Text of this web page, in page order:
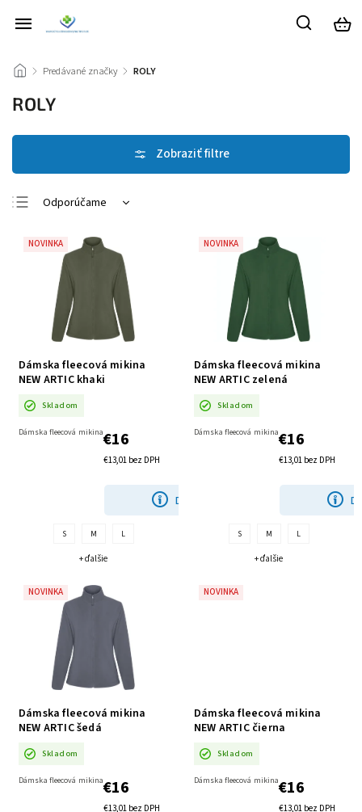
/ Predávané značky / ROLY
ROLY
Odporúčame
Najdrahšie
Najpredávanejšie
Abecedne
NOVINKA
Dámska fleecová mikina
NEW ARTIC khaki
Skladom
€13,01 bez DPH
€16
DETAIL
Dámska fleecová mikina
S M L
+ ďalšie
NOVINKA
Dámska fleecová mikina
NEW ARTIC zelená
Skladom
€13,01 bez DPH
€16
Dámska fleecová mikina
S M L
+ ďalšie
NOVINKA
Dámska fleecová mikina
NEW ARTIC šedá
Skladom
€13,01 bez DPH
€16
Dámska fleecová mikina
NOVINKA
Dámska fleecová mikina
NEW ARTIC čierna
Skladom
€13,01 bez DPH
€16
Dámska fleecová mikina